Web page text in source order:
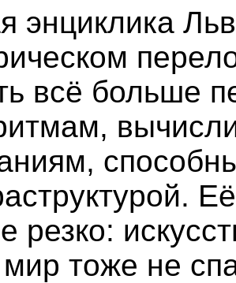
энциклика
всё больше
резко:
тоже не